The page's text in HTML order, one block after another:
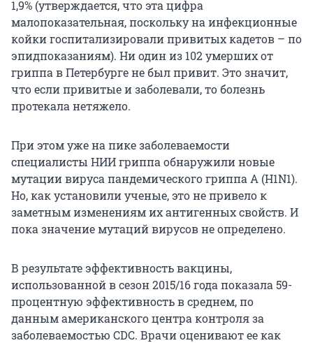
1,9% (утверждается, что эта цифра
малопоказательная, поскольку на инфекционные
койки госпитализировали привитых кадетов – по
эпидпоказаниям). Ни один из 102 умерших от
гриппа в Петербурге не был привит. Это значит,
что если привитые и заболевали, то болезнь
протекала нетяжело.
При этом уже на пике заболеваемости
специалисты НИИ гриппа обнаружили новые
мутации вируса пандемического гриппа А (H1N1).
Но, как установили ученые, это не привело к
заметным изменениям их антигенных свойств. И
пока значение мутаций вирусов не определено.
В результате эффективность вакцины,
использованной в сезон 2015/16 года показала 59-
процентную эффективность в среднем, по
данным американского центра контроля за
заболеваемостью CDC. Врачи оценивают ее как